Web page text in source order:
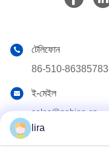
টেলিফোন
86-510-86385783
ই-মেইল
sales@gabion.cn
lira